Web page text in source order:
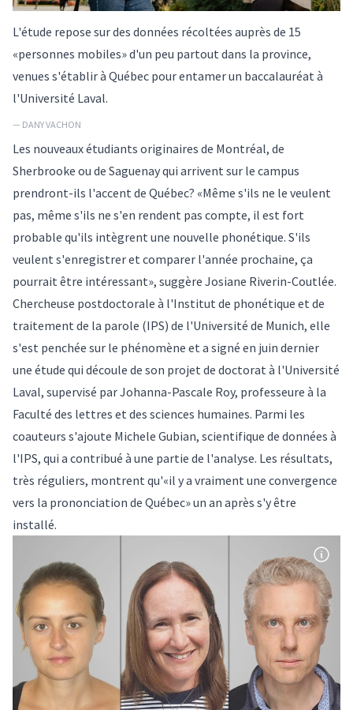
L'étude repose sur des données récoltées auprès de 15
«personnes mobiles» d'un peu partout dans la province,
venues s'établir à Québec pour entamer un baccalauréat à
l'Université Laval.
— DANY VACHON
Les nouveaux étudiants originaires de Montréal, de
Sherbrooke ou de Saguenay qui arrivent sur le campus
prendront-ils l'accent de Québec? «Même s'ils ne le veulent
pas, même s'ils ne s'en rendent pas compte, il est fort
probable qu'ils intègrent une nouvelle phonétique. S'ils
veulent s'enregistrer et comparer l'année prochaine, ça
pourrait être intéressant», suggère Josiane Riverin-Coutlée.
Chercheuse postdoctorale à l'Institut de phonétique et de
traitement de la parole (IPS) de l'Université de Munich, elle
s'est penchée sur le phénomène et a signé en juin dernier
une étude qui découle de son projet de doctorat à l'Université
Laval, supervisé par Johanna-Pascale Roy, professeure à la
Faculté des lettres et des sciences humaines. Parmi les
coauteurs s'ajoute Michele Gubian, scientifique de données à
l'IPS, qui a contribué à une partie de l'analyse. Les résultats,
très réguliers, montrent qu'«il y a vraiment une convergence
vers la prononciation de Québec» un an après s'y être
installé.